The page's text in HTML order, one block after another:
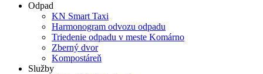
Odpad
KN Smart Taxi
Harmonogram odvozu odpadu
Triedenie odpadu v meste Komárno
Zberný dvor
Kompostáreň
Služby